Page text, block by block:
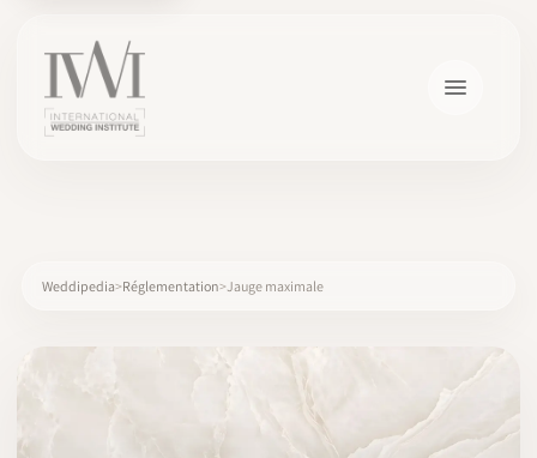
Weddipedia Réglementation Jauge maximale